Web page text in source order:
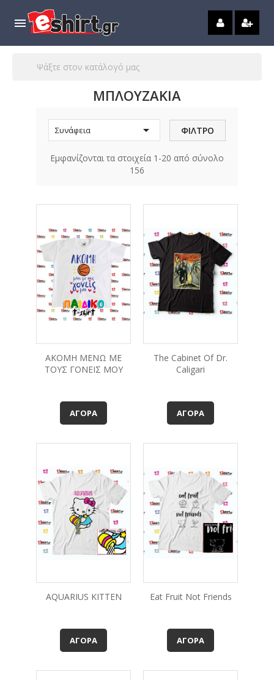

ΜΠΛΟΥΖΑΚΙΑ
Συνάφεια  ΦΊΛΤΡΟ
Εμφανίζονται τα στοιχεία 1-20 από σύνολο
156
ΑΚΟΜΗ ΜΕΝΩ ΜΕ
ΤΟΥΣ ΓΟΝΕΙΣ ΜΟΥ
ΑΓΟΡΆ
The Cabinet Of Dr.
Caligari
ΑΓΟΡΆ
AQUARIUS KITTEN
ΑΓΟΡΆ
Eat Fruit Not Friends
ΑΓΟΡΆ